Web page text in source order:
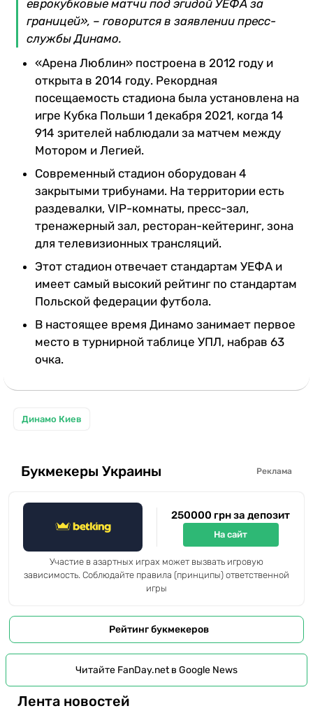
еврокубковые матчи под эгидой УЕФА за
границей», – говорится в заявлении пресс-
службы Динамо.
«Арена Люблин» построена в 2012 году и
открыта в 2014 году. Рекордная
посещаемость стадиона была установлена на
игре Кубка Польши 1 декабря 2021, когда 14
914 зрителей наблюдали за матчем между
Мотором и Легией.
Современный стадион оборудован 4
закрытыми трибунами. На территории есть
раздевалки, VIP-комнаты, пресс-зал,
тренажерный зал, ресторан-кейтеринг, зона
для телевизионных трансляций.
Этот стадион отвечает стандартам УЕФА и
имеет самый высокий рейтинг по стандартам
Польской федерации футбола.
В настоящее время Динамо занимает первое
место в турнирной таблице УПЛ, набрав 63
очка.
Динамо Киев
Букмекеры Украины Реклама
250000 грн за депозит
На сайт
Участие в азартных играх может вызвать игровую
зависимость. Соблюдайте правила (принципы) ответственной
игры
Рейтинг букмекеров
Читайте FanDay.net в Google News
Лента новостей